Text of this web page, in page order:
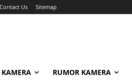
Contact Us Sitemap
KAMERA RUMOR KAMERA